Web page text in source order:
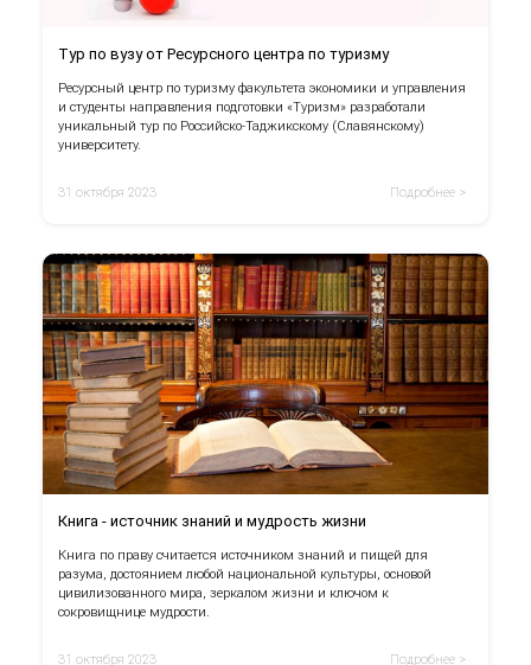
Тур по вузу от Ресурсного центра по туризму
Ресурсный центр по туризму факультета экономики и управления
и студенты направления подготовки «Туризм» разработали
уникальный тур по Российско-Таджикскому (Славянскому)
университету.
31 октября 2023 Подробнее >
Книга - источник знаний и мудрость жизни
Книга по праву считается источником знаний и пищей для
разума, достоянием любой национальной культуры, основой
цивилизованного мира, зеркалом жизни и ключом к
сокровищнице мудрости.
31 октября 2023 Подробнее >